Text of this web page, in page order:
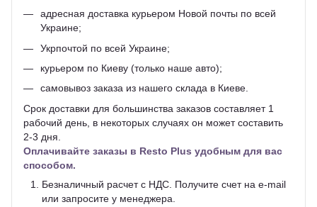
адресная доставка курьером Новой почты по всей
Украине;
Укрпочтой по всей Украине;
курьером по Киеву (только наше авто);
самовывоз заказа из нашего склада в Киеве.
Срок доставки для большинства заказов составляет 1
рабочий день, в некоторых случаях он может составить
2-3 дня.
Оплачивайте заказы в Resto Plus удобным для вас
способом.
Безналичный расчет с НДС. Получите счет на e-mail
или запросите у менеджера.